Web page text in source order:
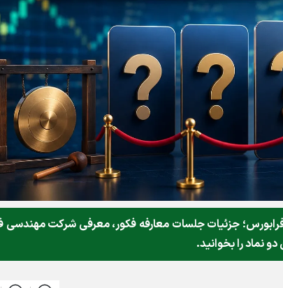
جزئیات جلسات معارفه فکور، معرفی شرکت مهندسی
نماد را بخوانید.